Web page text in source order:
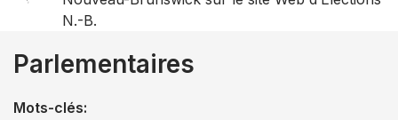
N.-B.
Parlementaires
Mots-clés: